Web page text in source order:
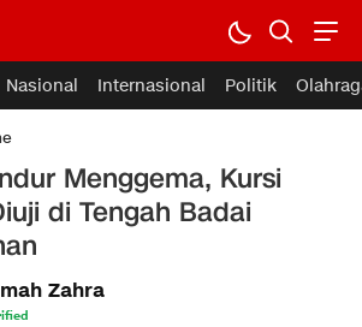
Nasional Internasional Politik
Menggema, Kursi
di Tengah Badai
Zahra